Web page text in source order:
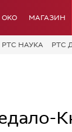
OKO МАГАЗИН
РТС НАУКА РТС